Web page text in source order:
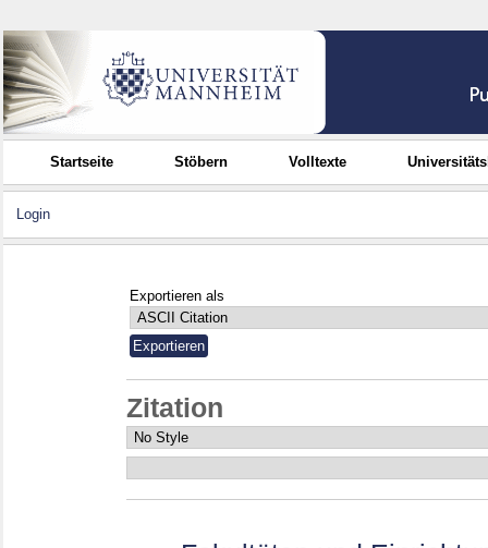
Startseite Stöbern Volltexte
Login
Exportieren als
Zitation